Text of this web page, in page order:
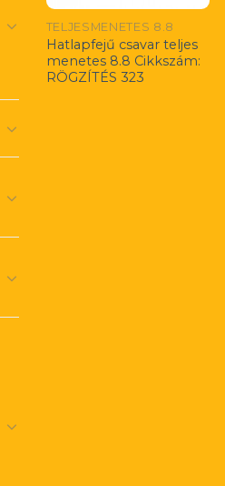
TELJESMENETES 8.8
Hatlapfejű csavar teljes
menetes 8.8 Cikkszám:
RÖGZÍTÉS 323